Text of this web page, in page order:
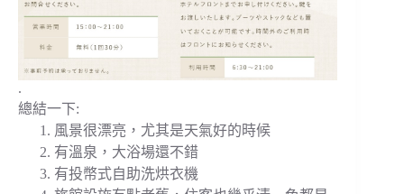
.
總結一下:
風景很漂亮，尤其是天氣好的時候
有溫泉，大浴場還不錯
有投幣式自助洗烘衣機